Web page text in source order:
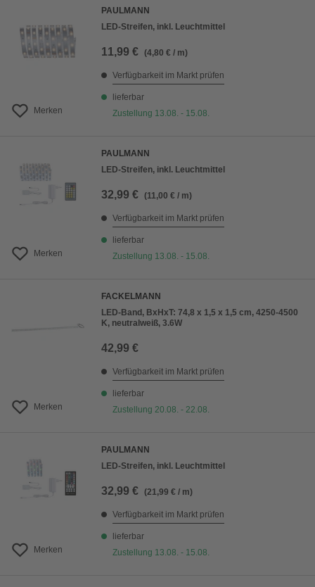
Merken
PAULMANN
LED-Streifen, inkl. Leuchtmittel
11,99 € (4,80 € / m)
Verfügbarkeit im Markt prüfen
lieferbar
Zustellung 13.08. - 15.08.
Merken
PAULMANN
LED-Streifen, inkl. Leuchtmittel
32,99 € (11,00 € / m)
Verfügbarkeit im Markt prüfen
lieferbar
Zustellung 13.08. - 15.08.
Merken
FACKELMANN
LED-Band, BxHxT: 74,8 x 1,5 x 1,5 cm, 4250-4500
K, neutralweiß, 3.6W
42,99 €
Verfügbarkeit im Markt prüfen
lieferbar
Zustellung 20.08. - 22.08.
Merken
PAULMANN
LED-Streifen, inkl. Leuchtmittel
32,99 € (21,99 € / m)
Verfügbarkeit im Markt prüfen
lieferbar
Zustellung 13.08. - 15.08.